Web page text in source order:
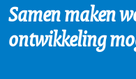
een
nieuw
tabblad
Samen maken
ontwikkeling